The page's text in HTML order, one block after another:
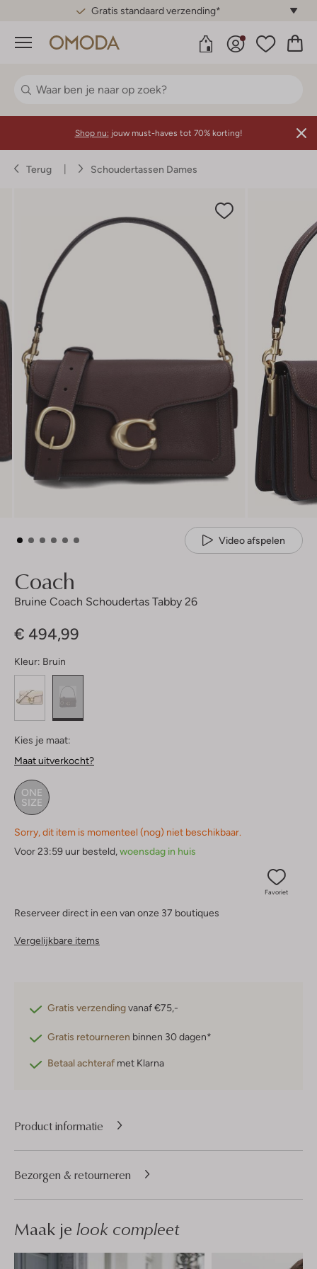
Gratis standaard verzending*
Menu
Shop nu: jouw must-haves tot 70% korting!
Terug Schoudertassen Dames
Video afspelen
Coach
Bruine Coach Schoudertas Tabby 26
€ 494,99
Kleur: Bruin
Kies je maat:
Maat uitverkocht?
ONE
SIZE
Sorry, dit item is momenteel (nog) niet beschikbaar.
Voor 23:59 uur besteld,woensdag in huis
Favoriet
Reserveer direct in een van onze 37 boutiques
Vergelijkbare items
Gratis verzendingvanaf €75,-
Gratis retourneren binnen 30 dagen*
Betaal achteraf met Klarna
Product informatie
Bezorgen & retourneren
Maak je look compleet